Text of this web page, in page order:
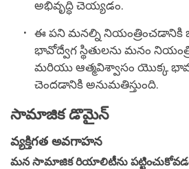
అభివృద్ధి చెయ్యడం.
ఈ పని మనల్ని నియంత్రించడానికి
భావోద్వేగ స్థితులను మనం
మరియు ఆత్మవిశ్వాసం యొక్క
చెందడానికి అనుమతిస్తుంది.
సామాజిక డొమైన్
వ్యక్తిగత అవగాహన
మన సామాజిక రియాలిటీను